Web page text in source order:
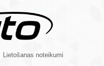
Lietošanas noteikumi